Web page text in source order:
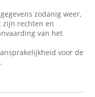
zodanig weer,
zijn rechten en
van het
voor de